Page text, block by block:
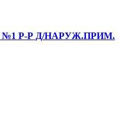
№1 Р-Р Д/НАРУЖ.ПРИМ.